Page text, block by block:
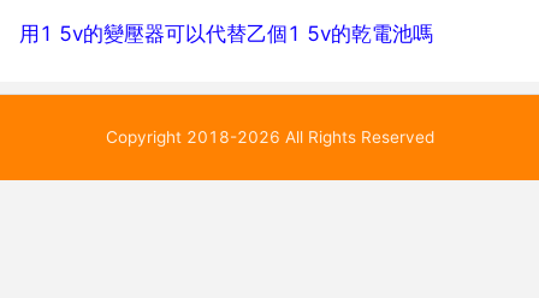
用1 5v的變壓器可以代替乙個1 5v的乾電池嗎
Copyright 2018-2026 All Rights Reserved